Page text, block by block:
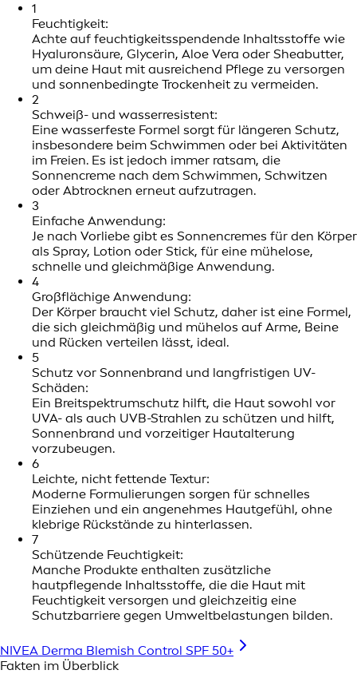
1
Feuchtigkeit:
Achte auf feuchtigkeitsspendende Inhaltsstoffe wie
Hyaluronsäure, Glycerin, Aloe Vera oder Sheabutter,
um deine Haut mit ausreichend Pflege zu versorgen
und sonnenbedingte Trockenheit zu vermeiden.
2
Schweiß- und wasserresistent:
Eine wasserfeste Formel sorgt für längeren Schutz,
insbesondere beim Schwimmen oder bei Aktivitäten
im Freien. Es ist jedoch immer ratsam, die
Sonnencreme nach dem Schwimmen, Schwitzen
oder Abtrocknen erneut aufzutragen.
3
Einfache Anwendung:
Je nach Vorliebe gibt es Sonnencremes für den Körper
als Spray, Lotion oder Stick, für eine mühelose,
schnelle und gleichmäßige Anwendung.
4
Großflächige Anwendung:
Der Körper braucht viel Schutz, daher ist eine Formel,
die sich gleichmäßig und mühelos auf Arme, Beine
und Rücken verteilen lässt, ideal.
5
Schutz vor Sonnenbrand und langfristigen UV-
Schäden:
Ein Breitspektrumschutz hilft, die Haut sowohl vor
UVA- als auch UVB-Strahlen zu schützen und hilft,
Sonnenbrand und vorzeitiger Hautalterung
vorzubeugen.
6
Leichte, nicht fettende Textur:
Moderne Formulierungen sorgen für schnelles
Einziehen und ein angenehmes Hautgefühl, ohne
klebrige Rückstände zu hinterlassen.
7
Schützende Feuchtigkeit:
Manche Produkte enthalten zusätzliche
hautpflegende Inhaltsstoffe, die die Haut mit
Feuchtigkeit versorgen und gleichzeitig eine
Schutzbarriere gegen Umweltbelastungen bilden.
NIVEA Derma Blemish Control SPF 50+
Fakten im Überblick